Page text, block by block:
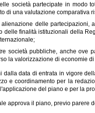
società partecipate in modo
di una valutazione comparativa
delle partecipazioni,
delle finalità istituzionali della
società pubbliche, anche ove
la valorizzazione di economie
dalla data di entrata in vigore
e coordinamento per la
del piano e per la
approva il piano, previo parere